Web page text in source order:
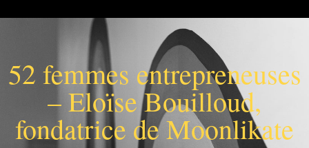
52 femmes entrepreneuses
– Eloïse Bouilloud,
fondatrice de Moonlikate